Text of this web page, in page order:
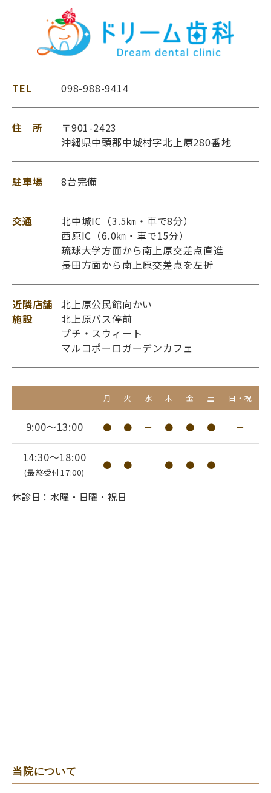
TEL 098-988-9414
住 所
〒901-2423
沖縄県中頭郡中城村字北上原280番地
駐車場 8台完備
交通
北中城IC（3.5㎞・車で8分）
西原IC（6.0㎞・車で15分）
琉球大学方面から南上原交差点直進
長田方面から南上原交差点を左折
近隣店舗
施設
北上原公民館向かい
北上原バス停前
プチ・スウィート
マルコポーロガーデンカフェ
月 火 水 木 金 土 日・祝
9:00～13:00 ● ● － ● ● ● －
14:30～18:00
(最終受付17:00)
● ● － ● ● ● －
休診日：水曜・日曜・祝日
当院について